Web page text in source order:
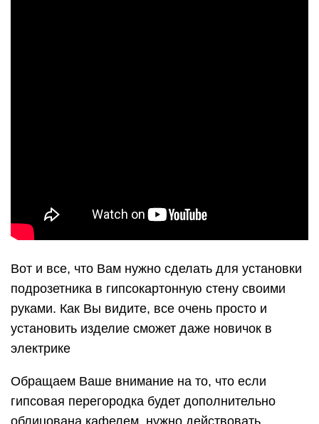
Вот и все, что Вам нужно сделать для установки
подрозетника в гипсокартонную стену своими
руками. Как Вы видите, все очень просто и
установить изделие сможет даже новичок в
электрике
Обращаем Ваше внимание на то, что если
гипсовая перегородка будет дополнительно